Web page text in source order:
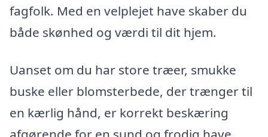
fagfolk. Med en velplejet have skaber du
både skønhed og værdi til dit hjem.
Uanset om du har store træer, smukke
buske eller blomsterbede, der trænger til
en kærlig hånd, er korrekt beskæring